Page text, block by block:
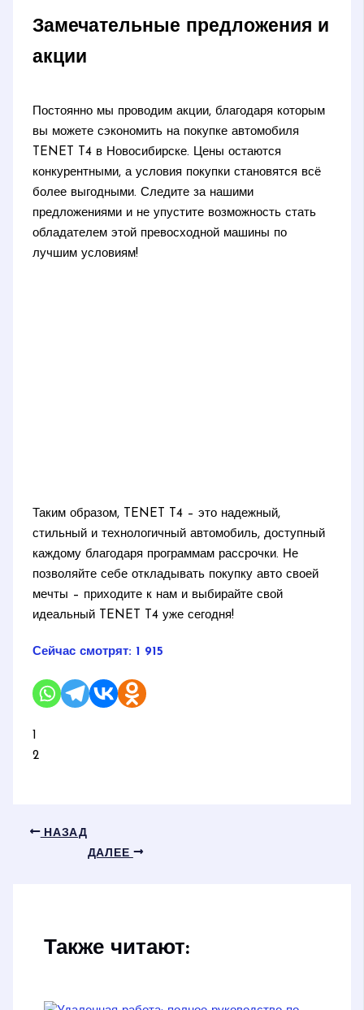
Замечательные предложения и
акции
Постоянно мы проводим акции, благодаря которым
вы можете сэкономить на покупке автомобиля
TENET T4 в Новосибирске. Цены остаются
конкурентными, а условия покупки становятся всё
более выгодными. Следите за нашими
предложениями и не упустите возможность стать
обладателем этой превосходной машины по
лучшим условиям!
Таким образом, TENET T4 – это надежный,
стильный и технологичный автомобиль, доступный
каждому благодаря программам рассрочки. Не
позволяйте себе откладывать покупку авто своей
мечты – приходите к нам и выбирайте свой
идеальный TENET T4 уже сегодня!
Сейчас смотрят: 1 915
1
2
НАЗАД
ДАЛЕЕ
Также читают: